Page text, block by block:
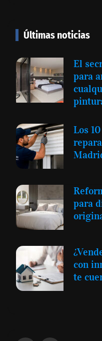
Últimas noticias
El
para
Los
para
con
te